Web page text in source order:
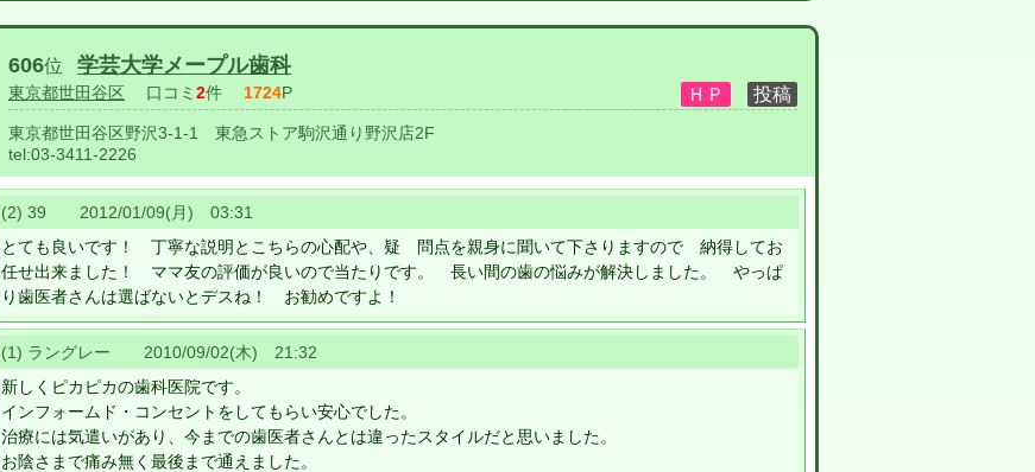
606位 学芸大学メープル歯科
東京都世田谷区 口コミ 2件 1724P
東京都世田谷区野沢3-1-1 東急ストア駒沢通り野沢店2F
tel:03-3411-2226
(2) 39 2012/01/09(月) 03:31
とても良いです！ 丁寧な説明とこちらの心配や、疑 問点を親身に聞いて下さりますので 納得してお
任せ出来ました！ ママ友の評価が良いので当たりです。 長い間の歯の悩みが解決しました。 やっぱ
り歯医者さんは選ばないとデスね！ お勧めですよ！
(1) ラングレー 2010/09/02(木) 21:32
新しくピカピカの歯科医院です。
インフォームド・コンセントをしてもらい安心でした。
治療には気遣いがあり、今までの歯医者さんとは違ったスタイルだと思いました。
お陰さまで痛み無く最後まで通えました。